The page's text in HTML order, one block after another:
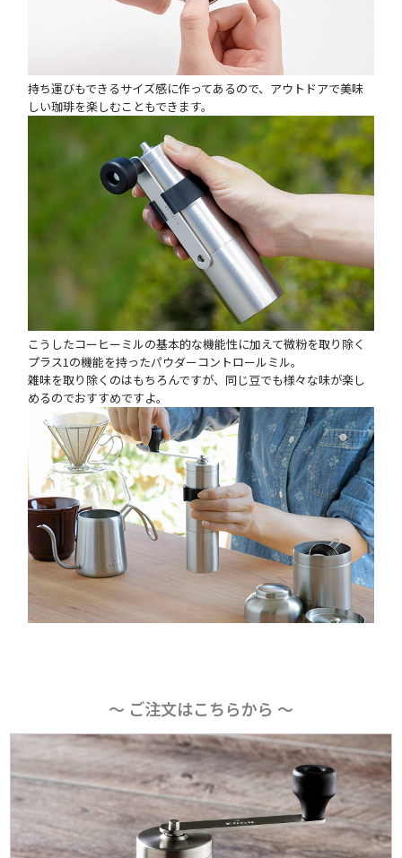
持ち運びもできるサイズ感に作ってあるので、アウトドアで美味
しい珈琲を楽しむこともできます。
こうしたコーヒーミルの基本的な機能性に加えて微粉を取り除く
プラス1の機能を持ったパウダーコントロールミル。
雑味を取り除くのはもちろんですが、同じ豆でも様々な味が楽し
めるのでおすすめですよ。
～ ご注文はこちらから ～